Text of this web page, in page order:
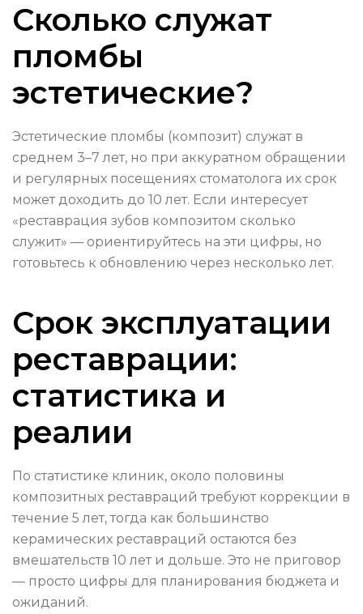
Сколько служат
пломбы
эстетические?
Эстетические пломбы (композит) служат в
среднем 3–7 лет, но при аккуратном обращении
и регулярных посещениях стоматолога их срок
может доходить до 10 лет. Если интересует
«реставрация зубов композитом сколько
служит» — ориентируйтесь на эти цифры, но
готовьтесь к обновлению через несколько лет.
Срок эксплуатации
реставрации:
статистика и
реалии
По статистике клиник, около половины
композитных реставраций требуют коррекции в
течение 5 лет, тогда как большинство
керамических реставраций остаются без
вмешательств 10 лет и дольше. Это не приговор
— просто цифры для планирования бюджета и
ожиданий.